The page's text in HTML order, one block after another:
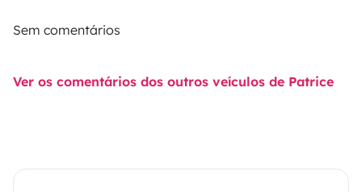
Sem comentários
Ver os comentários dos outros veículos de Patrice